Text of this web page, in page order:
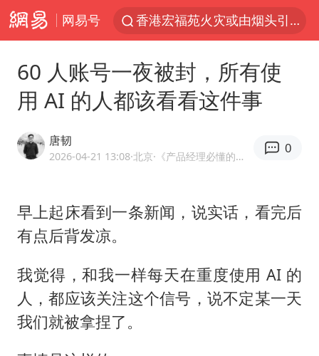
网易号
香港宏福苑火灾或由烟头引起
伊斯兰版北约来了吗
四川宜宾3.4级地震
陕西柞水泥石流已致2死 仍有1人失联
多所高校取消艺考
店主称换“青海拉面”招牌后生意更好
上半年国内居民出游人次34.63亿
60 人账号一夜被封，所有使
用 AI 的人都该看看这件事
唐韧
2026-04-21 13:08·北京 ·《产品经理必懂的技术那点事儿》作者
0
早上起床看到一条新闻，说实话，看完后
有点后背发凉。
我觉得，和我一样每天在重度使用 AI 的
人，都应该关注这个信号，说不定某一天
我们就被拿捏了。